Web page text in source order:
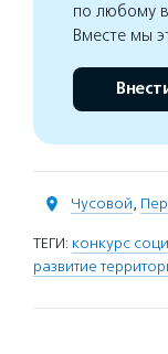
по любому
Вместе мы
Чусовой,
ТЕГИ: конкурс
развитие